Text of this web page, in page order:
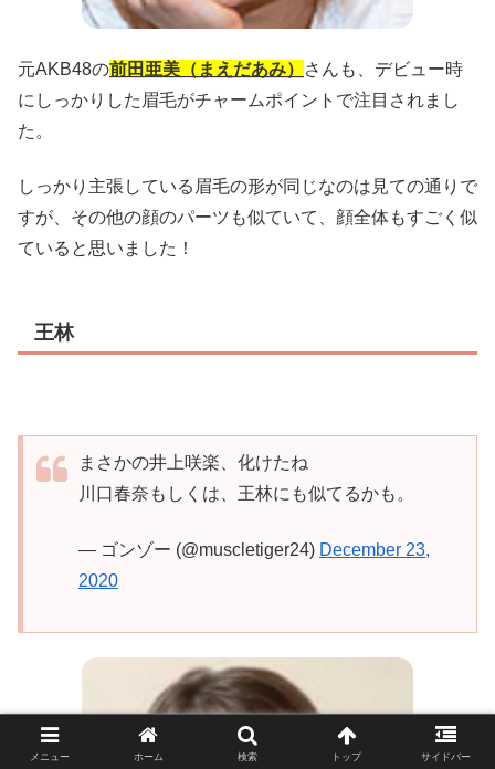
元AKB48の前田亜美（まえだあみ）
さんも、デビュー時
にしっかりした眉毛がチャームポイントで注目されまし
た。
しっかり主張している眉毛の形が同じなのは見ての通りで
すが、その他の顔のパーツも似ていて、顔全体もすごく似
ていると思いました！
王林
まさかの井上咲楽、化けたね
川口春奈もしくは、王林にも似てるかも。
— ゴンゾー (@muscletiger24) December 23,
2020
メニュー ホーム 検索 トップ サイドバー